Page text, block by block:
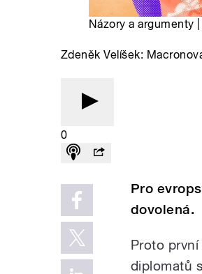
Názory a argumenty
Zdeněk Velíšek:
0
Pro
dovolená.
Proto
diplomatů